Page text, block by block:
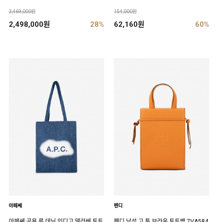
3,469,000원
2,498,000원 28%
154,000원
62,160원 60%
아페쎄 펜디